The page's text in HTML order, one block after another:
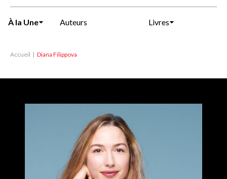
À la Une Auteurs Livres
Accueil Diana Filippova